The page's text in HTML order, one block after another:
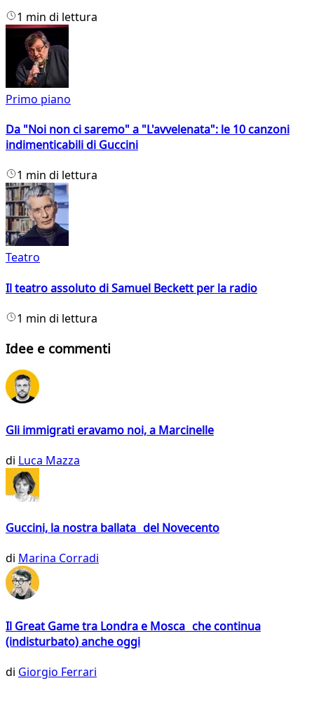
1 min di lettura
Primo piano
Da "Noi non ci saremo" a "L'avvelenata": le 10 canzoni
indimenticabili di Guccini
1 min di lettura
Teatro
Il teatro assoluto di Samuel Beckett per la radio
1 min di lettura
Idee e commenti
Gli immigrati eravamo noi, a Marcinelle
di Luca Mazza
Guccini, la nostra ballata del Novecento
di Marina Corradi
Il Great Game tra Londra e Mosca che continua
(indisturbato) anche oggi
di Giorgio Ferrari